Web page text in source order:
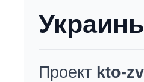
Проект kto-